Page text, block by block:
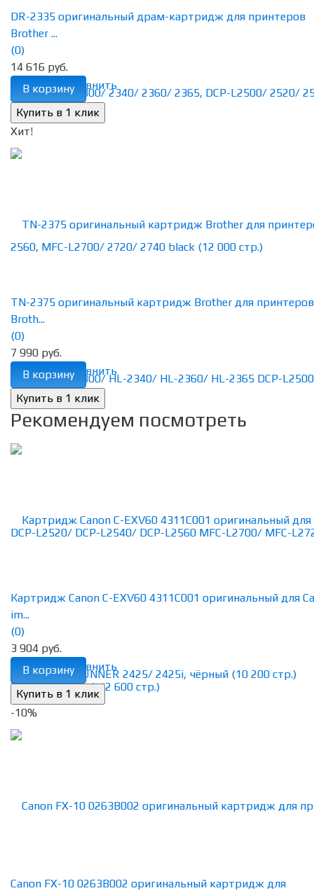
избранное сравнить
DR-2335 оригинальный драм-картридж для принтеров
Brother ...
(0)
14 616 руб.
В корзину
Хит!
избранное сравнить
TN-2375 оригинальный картридж Brother для принтеров
Broth...
(0)
7 990 руб.
В корзину
Рекомендуем посмотреть
избранное сравнить
Картридж Canon C-EXV60 4311C001 оригинальный для
im...
(0)
3 904 руб.
В корзину
-10%
Canon FX-10 0263B002 оригинальный картридж для